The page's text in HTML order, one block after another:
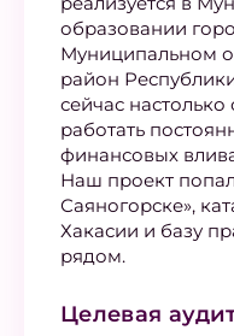
образовании
Муниципальном
район
сейчас настолько
работать
финансовых
Наш проект
Саяногорске»,
Хакасии и базу
рядом.
Целевая